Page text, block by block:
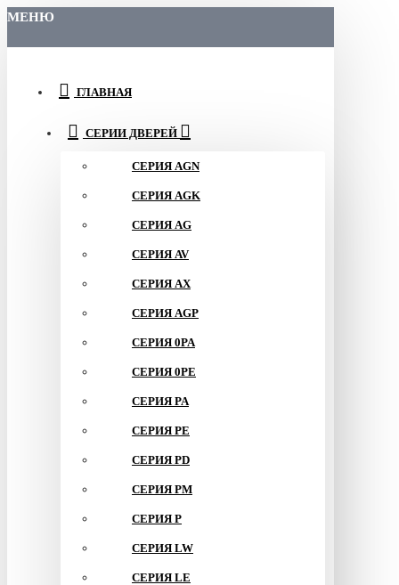
МЕНЮ
ГЛАВНАЯ
СЕРИИ ДВЕРЕЙ
СЕРИЯ AGN
СЕРИЯ AGK
СЕРИЯ AG
СЕРИЯ AV
СЕРИЯ AX
СЕРИЯ AGP
СЕРИЯ 0PA
СЕРИЯ 0PE
СЕРИЯ PA
СЕРИЯ PE
СЕРИЯ PD
СЕРИЯ PM
СЕРИЯ P
СЕРИЯ LW
СЕРИЯ LE